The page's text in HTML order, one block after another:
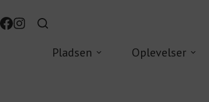
Pladsen Oplevelser